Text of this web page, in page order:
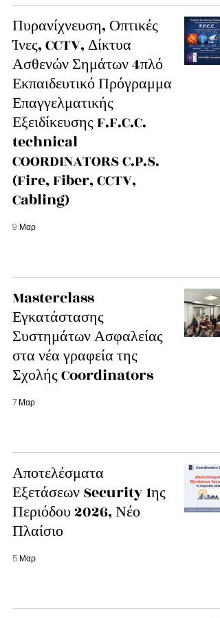
Πυρανίχνευση, Οπτικές
Ίνες, CCTV, Δίκτυα
Ασθενών Σημάτων 4πλό
Εκπαιδευτικό Πρόγραμμα
Επαγγελματικής
Εξειδίκευσης F.F.C.C.
technical
COORDINATORS C.P.S.
(Fire, Fiber, CCTV,
Cabling)
9 Μαρ
Masterclass
Εγκατάστασης
Συστημάτων Ασφαλείας
στα νέα γραφεία της
Σχολής Coordinators
7 Μαρ
Αποτελέσματα
Εξετάσεων Security 1ης
Περιόδου 2026, Νέο
Πλαίσιο
5 Μαρ